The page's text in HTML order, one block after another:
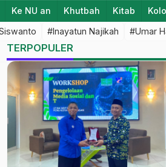
Ke NU an Khutbah Kitab
#Inayatun Najikah #Umar
TERPOPULER